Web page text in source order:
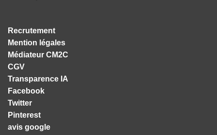
Recrutement
Mention légales
Médiateur CM2C
CGV
Transparence IA
Facebook
Twitter
Pinterest
avis google